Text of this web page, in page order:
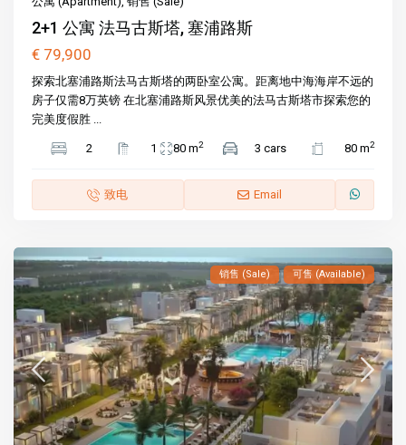
2+1 公寓 法马古斯塔, 塞浦路斯
€ 79,900
探索北塞浦路斯法马古斯塔的两卧室公寓。距离地中海海岸不远的
房子仅需8万英镑 在北塞浦路斯风景优美的法马古斯塔市探索您的
完美度假胜 ...
2 1 80 m2 3 cars 80 m2
致电 Email
销售 (Sale) 可售 (Available)